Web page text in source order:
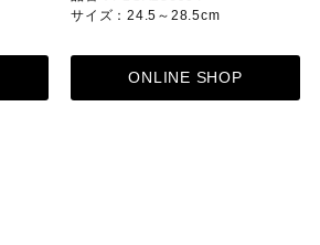
サイズ：24.5～28.5cm
ONLINE SHOP